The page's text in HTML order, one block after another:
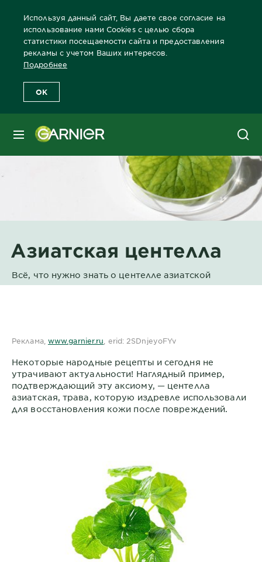
Используя данный сайт, Вы даете свое согласие на
использование нами Cookies с целью сбора
статистики посещаемости сайта и предоставления
рекламы с учетом Ваших интересов.
Подробнее
OK
МЕНЮ
Главная Ингредиенты
Азиатская центелла
Всё, что нужно знать о центелле азиатской
Реклама, www.garnier.ru , erid: 2SDnjeyoFYv
Некоторые народные рецепты и сегодня не
утрачивают актуальности! Наглядный пример,
подтверждающий эту аксиому, — центелла
азиатская, трава, которую издревле использовали
для восстановления кожи после повреждений.